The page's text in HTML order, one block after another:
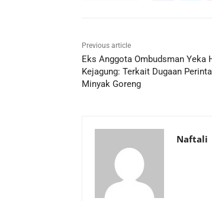
Previous article
Eks Anggota Ombudsman Yeka
Kejagung: Terkait Dugaan
Minyak Goreng
Naftali